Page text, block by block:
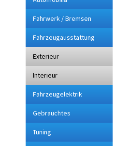
Impressum
Kasse
Lieferung
Mein Konto
Fahrwerk / Bremsen
Fahrzeugausstattung
Exterieur
Interieur
Fahrzeugelektrik
Gebrauchtes
Tuning